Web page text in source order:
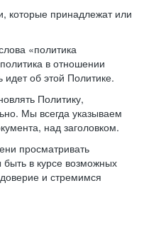
которые принадлежат или
«политика
в отношении
об этой Политике.
Политику,
Мы всегда указываем
над заголовком.
просматривать
в курсе возможных
и стремимся